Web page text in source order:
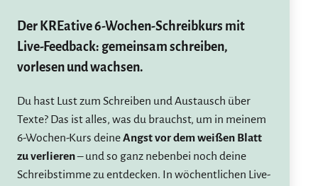
Der KREative 6-Wochen-Schreibkurs mit
Live-Feedback: gemeinsam schreiben,
vorlesen und wachsen.
Du hast Lust zum Schreiben und Austausch über
Texte? Das ist alles, was du brauchst, um in meinem
6-Wochen-Kurs deineAngst vor dem weißen Blatt
zu verlieren– und so ganz nebenbei noch deine
Schreibstimme zu entdecken. In wöchentlichen Live-